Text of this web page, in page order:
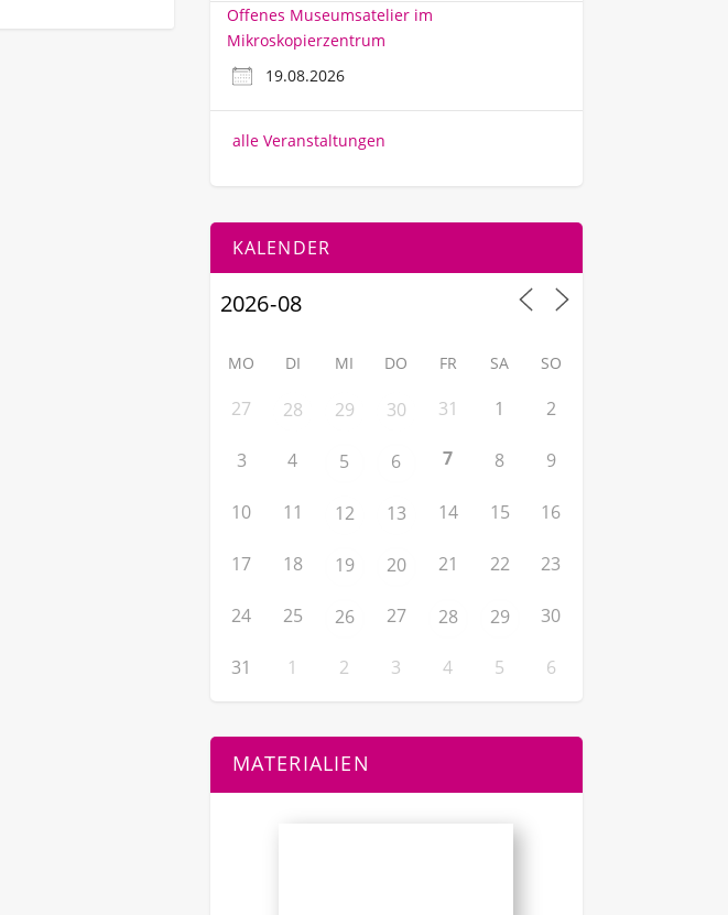
Offenes Museumsatelier im
Mikroskopierzentrum
19.08.2026
alle Veranstaltungen
KALENDER
MO DI MI DO FR SA SO
27 28 29 30 31 1 2
3 4 5 6 7 8 9
10 11 12 13 14 15 16
17 18 19 20 21 22 23
24 25 26 27 28 29 30
31 1 2 3 4 5 6
MATERIALIEN